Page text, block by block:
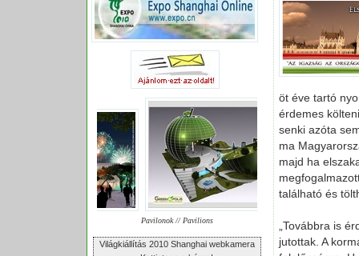
Pavilonok // Pavilions
Világkiállítás 2010 Shanghai webkamera
öt éve tartó
érdemes
senki azóta
ma
majd ha
található és
„Továbbra is
jutottak. A